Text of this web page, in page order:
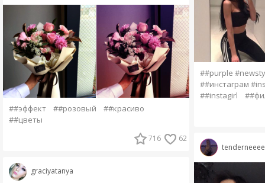
##эффект ##розовый
##красиво
##цветы
716 62
graciyatanya
##purple
##инстаграм
##instagirl